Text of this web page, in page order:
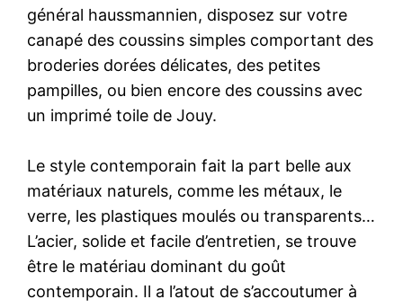
général haussmannien, disposez sur votre
canapé des coussins simples comportant des
broderies dorées délicates, des petites
pampilles, ou bien encore des coussins avec
un imprimé toile de Jouy.
Le style contemporain fait la part belle aux
matériaux naturels, comme les métaux, le
verre, les plastiques moulés ou transparents…
L’acier, solide et facile d’entretien, se trouve
être le matériau dominant du goût
contemporain. Il a l’atout de s’accoutumer à